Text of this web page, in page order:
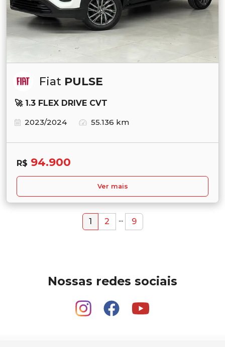
Fiat PULSE
🚀 1.3 FLEX DRIVE CVT
2023/2024
55.136 km
R$ 94.900
Ver mais
1 2 ... 9
Nossas redes sociais